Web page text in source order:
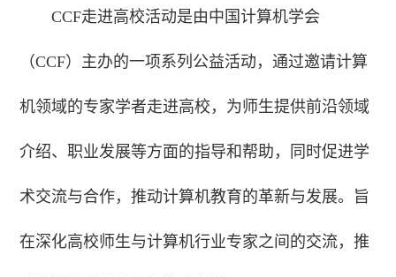
CCF走进高校活动是由中国计算机学会
（CCF）主办的一项系列公益活动，通过邀请计算
机领域的专家学者走进高校，为师生提供前沿领域
介绍、职业发展等方面的指导和帮助，同时促进学
术交流与合作，推动计算机教育的革新与发展。旨
在深化高校师生与计算机行业专家之间的交流，推